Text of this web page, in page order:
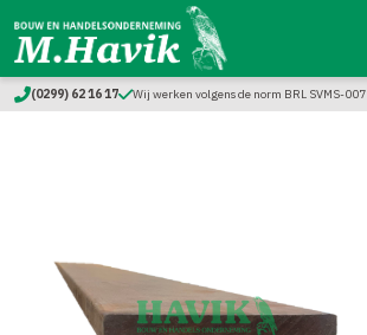
(0299) 62 16 17 Wij werken volgens de norm BRL SVMS-007